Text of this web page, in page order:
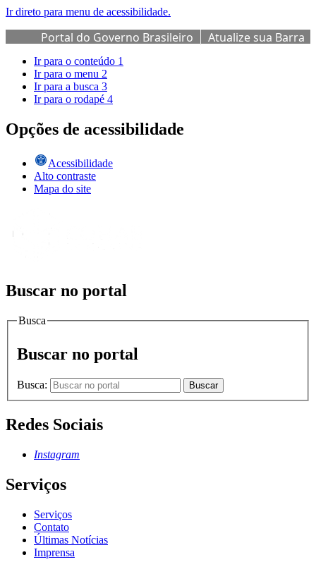
Ir direto para menu de acessibilidade.
Portal do Governo Brasileiro
Atualize sua Barra
de Governo
Ir para o conteúdo 1
Ir para o menu 2
Ir para a busca 3
Ir para o rodapé 4
Opções de acessibilidade
Acessibilidade
Alto contraste
Mapa do site
Buscar no portal
Busca
Buscar no portal
Busca: Buscar
Redes Sociais
Instagram
Serviços
Serviços
Contato
Últimas Notícias
Imprensa